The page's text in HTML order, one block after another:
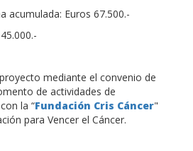
acumulada: Euros 67.500.-
mediante el convenio de
de actividades de
la “Fundación Cris Cáncer"
para Vencer el Cáncer.